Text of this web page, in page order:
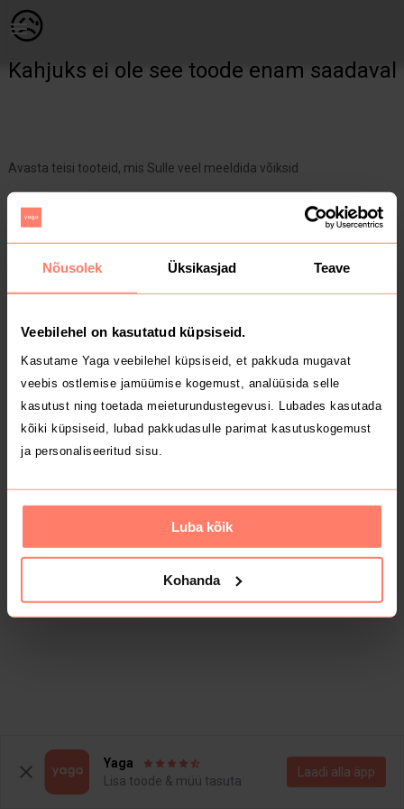
Nõusolek Üksikasjad Teave
Veebilehel on kasutatud küpsiseid.
Kasutame Yaga veebilehel küpsiseid, et pakkuda mugavat
veebis ostlemise jamüümise kogemust, analüüsida selle
kasutust ning toetada meieturundustegevusi. Lubades kasutada
kõiki küpsiseid, lubad pakkudasulle parimat kasutuskogemust
ja personaliseeritud sisu.
Luba kõik
Kohanda
😥
Kahjuks ei ole see toode enam saadaval
Avasta teisi tooteid, mis Sulle veel meeldida võiksid
Yaga
Lisa toode & müü tasuta
Laadi alla äpp